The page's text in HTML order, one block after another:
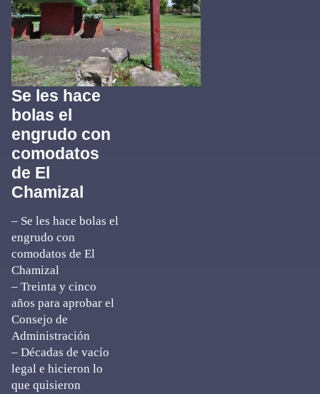
Se les hace
bolas el
engrudo con
comodatos
de El
Chamizal
– Se les hace bolas el
engrudo con
comodatos de El
Chamizal
– Treinta y cinco
años para aprobar el
Consejo de
Administración
– Décadas de vacío
legal e hicieron lo
que quisieron